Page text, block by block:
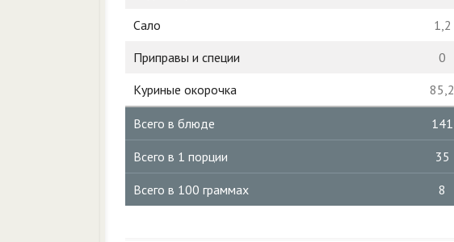
Сало
1,2
Приправы и специи
0
Куриные окорочка
85,2
Всего в блюде 141
Всего в 1 порции 35
Всего в 100 граммах 8